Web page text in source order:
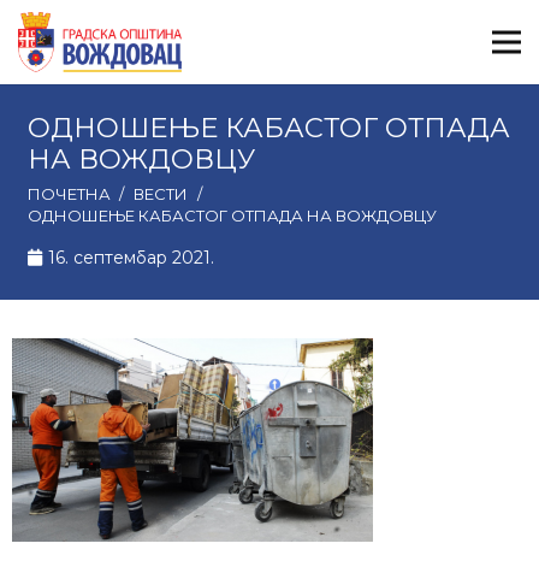
ОДНОШЕЊЕ КАБАСТОГ ОТПАДА
НА ВОЖДОВЦУ
ПОЧЕТНА / ВЕСТИ
/
ОДНОШЕЊЕ КАБАСТОГ ОТПАДА НА ВОЖДОВЦУ
16. септембар 2021.